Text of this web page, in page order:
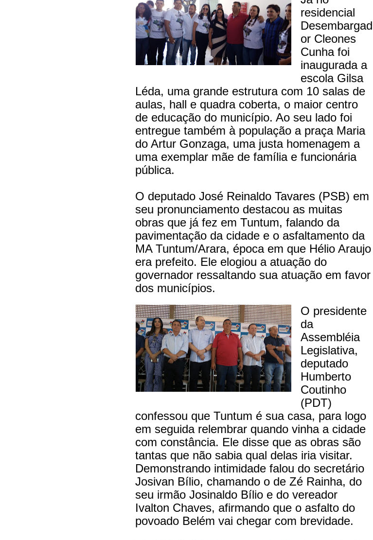
residencial
Desembargad
or Cleones
Cunha foi
inaugurada a
escola Gilsa
Léda, uma grande estrutura com 10 salas de
aulas, hall e quadra coberta, o maior centro
de educação do município. Ao seu lado foi
entregue também à população a praça Maria
do Artur Gonzaga, uma justa homenagem a
uma exemplar mãe de família e funcionária
pública.
O deputado José Reinaldo Tavares (PSB) em
seu pronunciamento destacou as muitas
obras que já fez em Tuntum, falando da
pavimentação da cidade e o asfaltamento da
MA Tuntum/Arara, época em que Hélio Araujo
era prefeito. Ele elogiou a atuação do
governador ressaltando sua atuação em favor
dos municípios.
O presidente
da
Assembléia
Legislativa,
deputado
Humberto
Coutinho
(PDT)
confessou que Tuntum é sua casa, para logo
em seguida relembrar quando vinha a cidade
com constância. Ele disse que as obras são
tantas que não sabia qual delas iria visitar.
Demonstrando intimidade falou do secretário
Josivan Bílio, chamando o de Zé Rainha, do
seu irmão Josinaldo Bílio e do vereador
Ivalton Chaves, afirmando que o asfalto do
povoado Belém vai chegar com brevidade.